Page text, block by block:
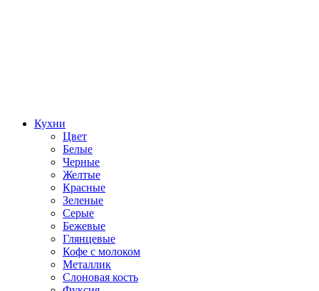
Кухни
Цвет
Белые
Черные
Желтые
Красные
Зеленые
Серые
Бежевые
Глянцевые
Кофе с молоком
Металлик
Слоновая кость